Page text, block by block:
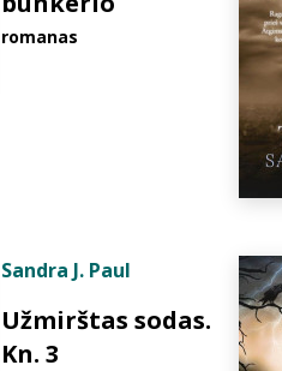
romanas
Sandra J. Paul
Užmirštas sodas.
Kn. 3